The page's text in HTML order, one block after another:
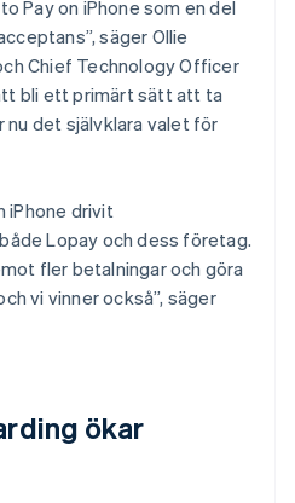
Pay on iPhone som en del
säger Ollie
Chief Technology Officer
bli ett primärt sätt att ta
det självklara valet för
iPhone drivit
Lopay och dess företag.
fler betalningar och göra
vi vinner också”, säger
ökar